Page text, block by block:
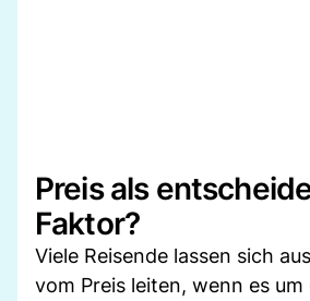
Preis als
Faktor?
Viele Reisende lassen sich
vom Preis leiten, wenn es um